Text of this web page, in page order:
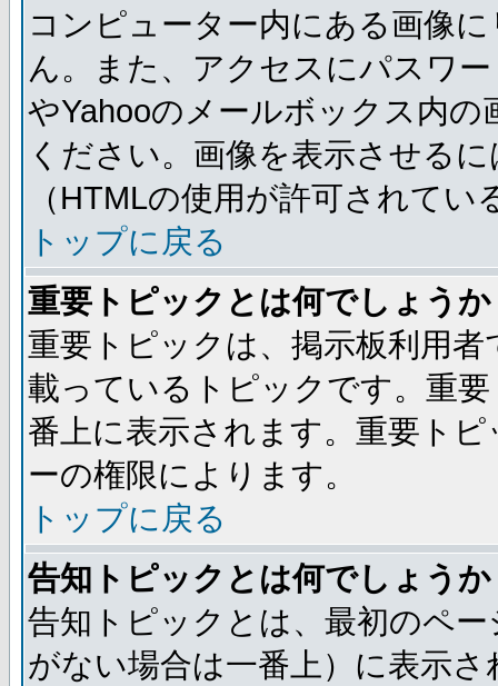
コンピューター内にある画像
ん。また、アクセスにパスワ
やYahooのメールボックス内
ください。画像を表示させる
（HTMLの使用が許可されて
トップに戻る
重要トピックとは何でしょうか
重要トピックは、掲示板利用
載っているトピックです。重
番上に表示されます。重要ト
ーの権限によります。
トップに戻る
告知トピックとは何でしょうか
告知トピックとは、最初のペ
がない場合は一番上）に表示